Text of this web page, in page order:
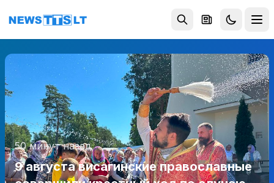
Перейти к содержимому
50 минут назад
9 августа висагинские православные